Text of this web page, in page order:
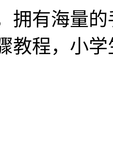
拥有海量
教程，小